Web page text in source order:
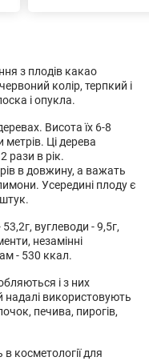
з плодів какао
колір, терпкий і
і опукла.
Висота їх 6-8
метрів. Ці дерева
рази в рік.
в довжину, а важать
Усередині плоду є
вуглеводи - 9,5г,
незамінні
- 530 ккал.
і з них
використовують
печива, пирогів,
косметології для